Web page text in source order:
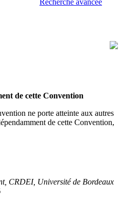
Recherche avancée
de cette Convention
ne porte atteinte aux autres
de cette Convention,
CRDEI, Université de Bordeaux